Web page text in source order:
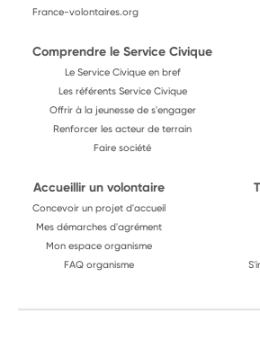
France-volontaires.org
Comprendre le Service Civique
Le Service Civique en bref
Les référents Service Civique
Offrir à la jeunesse de s'engager
Renforcer les acteur de terrain
Faire société
Accueillir un volontaire
Concevoir un projet d'accueil
Mes démarches d'agrément
Mon espace organisme
FAQ organisme